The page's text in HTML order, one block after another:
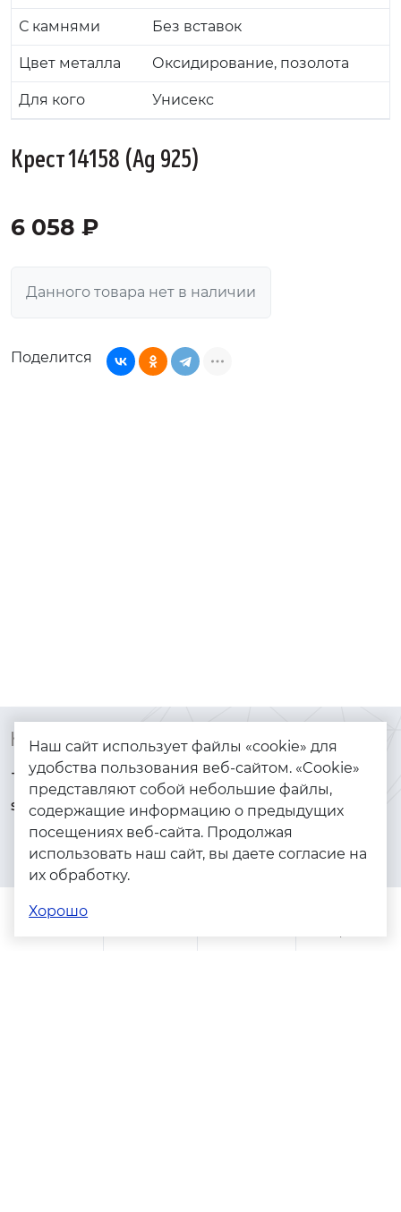
С камнями Без вставок
Цвет металла Оксидирование, позолота
Для кого Унисекс
Крест 14158 (Ag 925)
6 058 ₽
Данного товара нет в наличии
Поделится
Контакты
+7 (925) 144-64-73
serebryanyye.grani@mail.ru
Каталог
Браслеты
Золото
Серебро
Помощь
Наш сайт использует файлы «cookie» для
удобства пользования веб-сайтом. «Cookie»
представляют собой небольшие файлы,
содержащие информацию о предыдущих
посещениях веб-сайта. Продолжая
использовать наш сайт, вы даете согласие на
их обработку.
Хорошо